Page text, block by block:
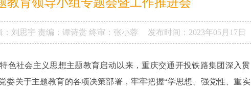
：刘思宇 责编：谭诗赏 终审：张小蓉 发布时间： 2023年05月17日
色社会主义思想主题教育启动以来，重庆交通开投铁路集团深入贯
委关于主题教育的各项决策部署，牢牢把握“学思想、强党性、重实